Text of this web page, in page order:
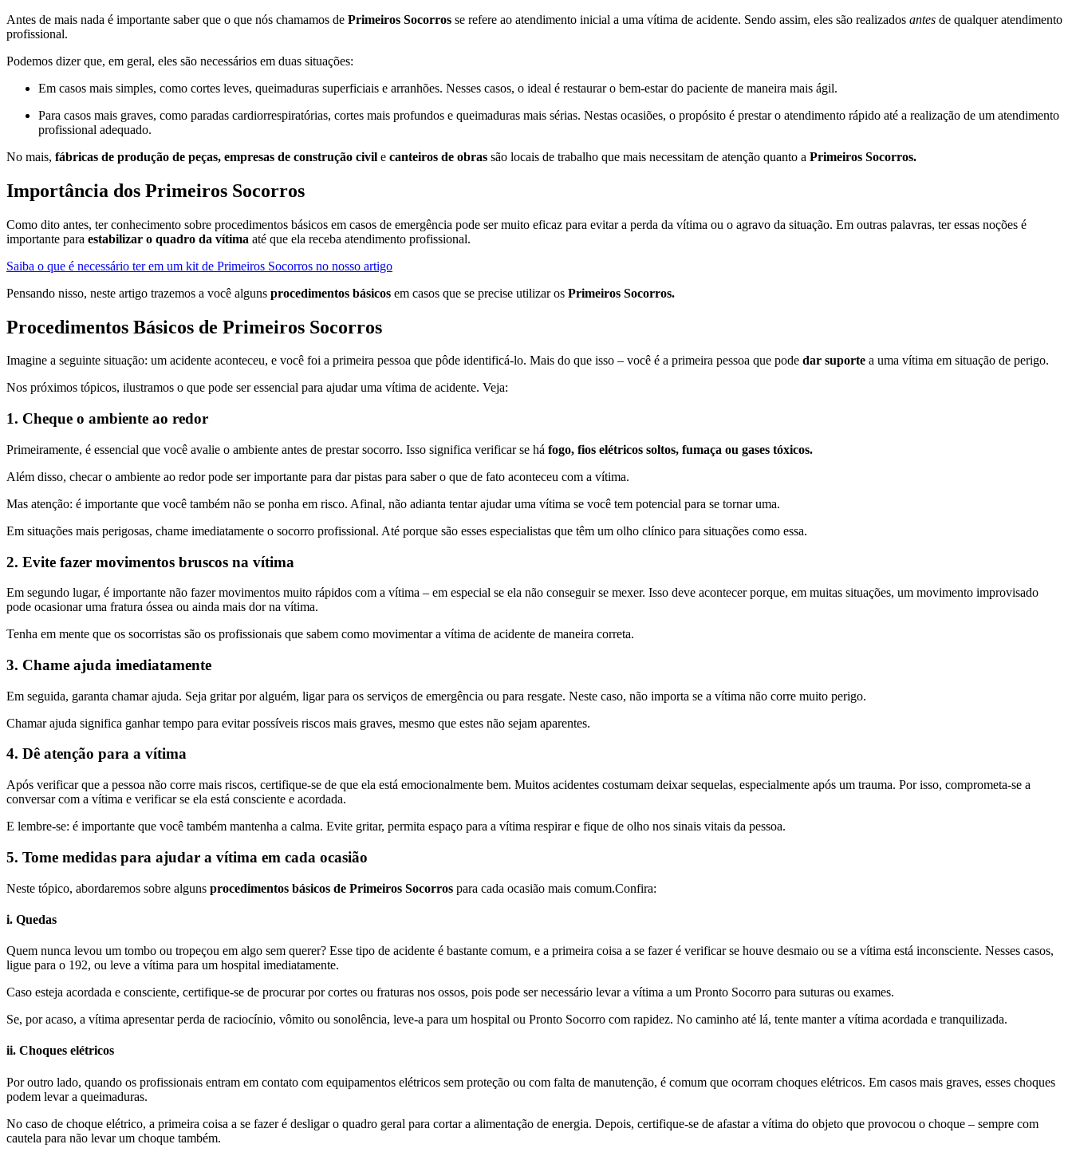
Antes de mais nada é importante saber que o que nós chamamos de Primeiros Socorros se refere ao atendimento inicial a uma vítima de acidente. Sendo assim, eles são realizados antes de qualquer atendimento
profissional.
Podemos dizer que, em geral, eles são necessários em duas situações:
Em casos mais simples, como cortes leves, queimaduras superficiais e arranhões. Nesses casos, o ideal é restaurar o bem-estar do paciente de maneira mais ágil.
Para casos mais graves, como paradas cardiorrespiratórias, cortes mais profundos e queimaduras mais sérias. Nestas ocasiões, o propósito é prestar o atendimento rápido até a realização de um atendimento
profissional adequado.
No mais, fábricas de produção de peças, empresas de construção civil e canteiros de obras são locais de trabalho que mais necessitam de atenção quanto a Primeiros Socorros.
Importância dos Primeiros Socorros
Como dito antes, ter conhecimento sobre procedimentos básicos em casos de emergência pode ser muito eficaz para evitar a perda da vítima ou o agravo da situação. Em outras palavras, ter essas noções é
importante para estabilizar o quadro da vítima até que ela receba atendimento profissional.
Saiba o que é necessário ter em um kit de Primeiros Socorros no nosso artigo
Pensando nisso, neste artigo trazemos a você alguns procedimentos básicos em casos que se precise utilizar os Primeiros Socorros.
Procedimentos Básicos de Primeiros Socorros
Imagine a seguinte situação: um acidente aconteceu, e você foi a primeira pessoa que pôde identificá-lo. Mais do que isso – você é a primeira pessoa que pode dar suporte a uma vítima em situação de perigo.
Nos próximos tópicos, ilustramos o que pode ser essencial para ajudar uma vítima de acidente. Veja:
1. Cheque o ambiente ao redor
Primeiramente, é essencial que você avalie o ambiente antes de prestar socorro. Isso significa verificar se há fogo, fios elétricos soltos, fumaça ou gases tóxicos.
Além disso, checar o ambiente ao redor pode ser importante para dar pistas para saber o que de fato aconteceu com a vítima.
Mas atenção: é importante que você também não se ponha em risco. Afinal, não adianta tentar ajudar uma vítima se você tem potencial para se tornar uma.
Em situações mais perigosas, chame imediatamente o socorro profissional. Até porque são esses especialistas que têm um olho clínico para situações como essa.
2. Evite fazer movimentos bruscos na vítima
Em segundo lugar, é importante não fazer movimentos muito rápidos com a vítima – em especial se ela não conseguir se mexer. Isso deve acontecer porque, em muitas situações, um movimento improvisado
pode ocasionar uma fratura óssea ou ainda mais dor na vítima.
Tenha em mente que os socorristas são os profissionais que sabem como movimentar a vítima de acidente de maneira correta.
3. Chame ajuda imediatamente
Em seguida, garanta chamar ajuda. Seja gritar por alguém, ligar para os serviços de emergência ou para resgate. Neste caso, não importa se a vítima não corre muito perigo.
Chamar ajuda significa ganhar tempo para evitar possíveis riscos mais graves, mesmo que estes não sejam aparentes.
4. Dê atenção para a vítima
Após verificar que a pessoa não corre mais riscos, certifique-se de que ela está emocionalmente bem. Muitos acidentes costumam deixar sequelas, especialmente após um trauma. Por isso, comprometa-se a
conversar com a vítima e verificar se ela está consciente e acordada.
E lembre-se: é importante que você também mantenha a calma. Evite gritar, permita espaço para a vítima respirar e fique de olho nos sinais vitais da pessoa.
5. Tome medidas para ajudar a vítima em cada ocasião
Neste tópico, abordaremos sobre alguns procedimentos básicos de Primeiros Socorros para cada ocasião mais comum.Confira:
i. Quedas
Quem nunca levou um tombo ou tropeçou em algo sem querer? Esse tipo de acidente é bastante comum, e a primeira coisa a se fazer é verificar se houve desmaio ou se a vítima está inconsciente. Nesses casos,
ligue para o 192, ou leve a vítima para um hospital imediatamente.
Caso esteja acordada e consciente, certifique-se de procurar por cortes ou fraturas nos ossos, pois pode ser necessário levar a vítima a um Pronto Socorro para suturas ou exames.
Se, por acaso, a vítima apresentar perda de raciocínio, vômito ou sonolência, leve-a para um hospital ou Pronto Socorro com rapidez. No caminho até lá, tente manter a vítima acordada e tranquilizada.
ii. Choques elétricos
Por outro lado, quando os profissionais entram em contato com equipamentos elétricos sem proteção ou com falta de manutenção, é comum que ocorram choques elétricos. Em casos mais graves, esses choques
podem levar a queimaduras.
No caso de choque elétrico, a primeira coisa a se fazer é desligar o quadro geral para cortar a alimentação de energia. Depois, certifique-se de afastar a vítima do objeto que provocou o choque – sempre com
cautela para não levar um choque também.